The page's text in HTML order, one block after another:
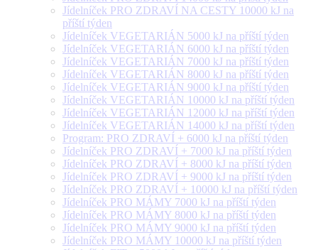
Jídelníček PRO ZDRAVÍ NA CESTY 10000 kJ na
příští týden
Jídelníček VEGETARIÁN 5000 kJ na příští týden
Jídelníček VEGETARIÁN 6000 kJ na příští týden
Jídelníček VEGETARIÁN 7000 kJ na příští týden
Jídelníček VEGETARIÁN 8000 kJ na příští týden
Jídelníček VEGETARIÁN 9000 kJ na příští týden
Jídelníček VEGETARIÁN 10000 kJ na příští týden
Jídelníček VEGETARIÁN 12000 kJ na příští týden
Jídelníček VEGETARIÁN 14000 kJ na příští týden
Program: PRO ZDRAVÍ + 6000 kJ na příští týden
Jídelníček PRO ZDRAVÍ + 7000 kJ na příští týden
Jídelníček PRO ZDRAVÍ + 8000 kJ na příští týden
Jídelníček PRO ZDRAVÍ + 9000 kJ na příští týden
Jídelníček PRO ZDRAVÍ + 10000 kJ na příští týden
Jídelníček PRO MÁMY 7000 kJ na příští týden
Jídelníček PRO MÁMY 8000 kJ na příští týden
Jídelníček PRO MÁMY 9000 kJ na příští týden
Jídelníček PRO MÁMY 10000 kJ na příští týden